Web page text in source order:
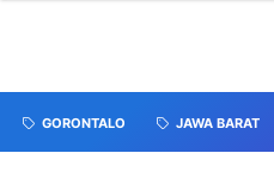
GORONTALO JAWA BARAT